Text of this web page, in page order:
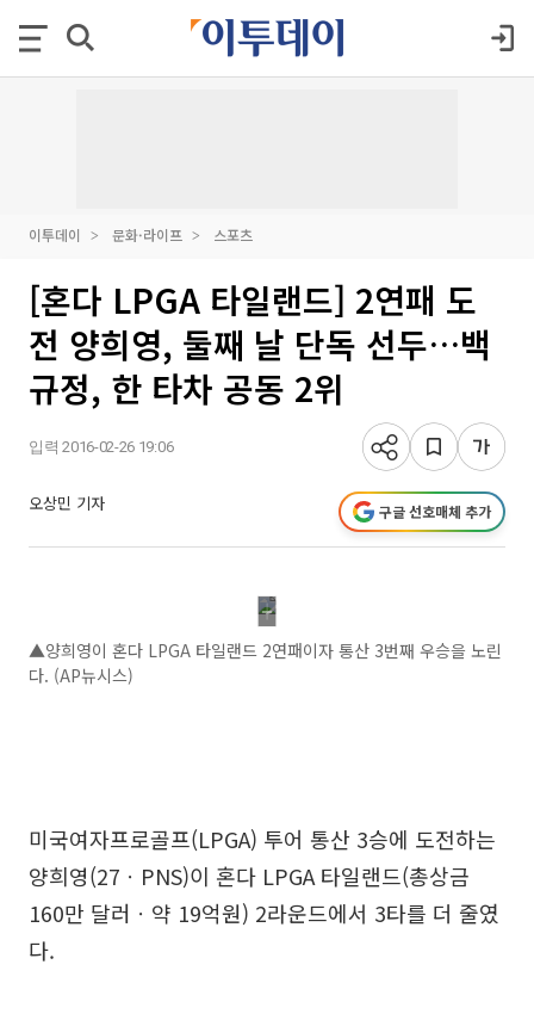
이투데이 문화·라이프 스포츠
[혼다 LPGA 타일랜드] 2연패 도
전 양희영, 둘째 날 단독 선두…백
규정, 한 타차 공동 2위
입력 2016-02-26 19:06
오상민 기자 구글 선호매체 추가
▲양희영이 혼다 LPGA 타일랜드 2연패이자 통산 3번째 우승을 노린
다. (AP뉴시스)
미국여자프로골프(LPGA) 투어 통산 3승에 도전하는
양희영(27ㆍPNS)이 혼다 LPGA 타일랜드(총상금
160만 달러ㆍ약 19억원) 2라운드에서 3타를 더 줄였
다.